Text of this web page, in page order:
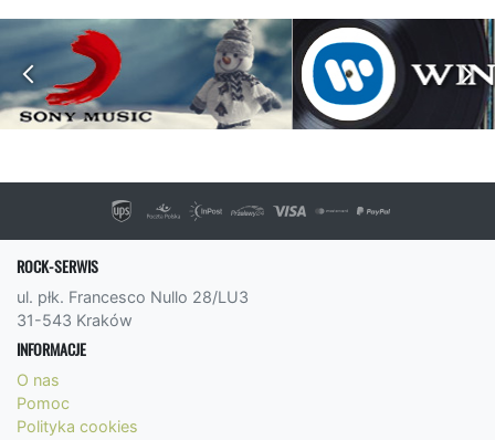
ROCK-SERWIS
ul. płk. Francesco Nullo 28/LU3
31-543 Kraków
INFORMACJE
O nas
Pomoc
Polityka cookies